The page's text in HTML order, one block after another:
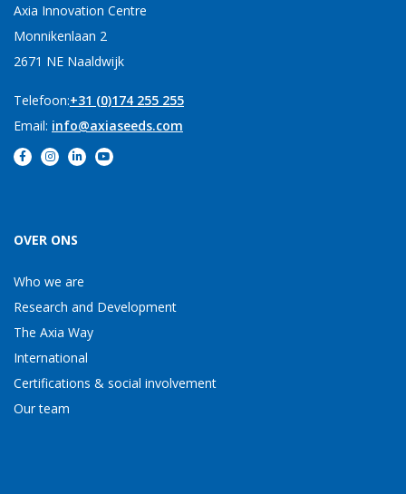
Axia Innovation Centre
Monnikenlaan 2
2671 NE Naaldwijk
Telefoon:+31 (0)174 255 255
Email: info@axiaseeds.com
OVER ONS
Who we are
Research and Development
The Axia Way
International
Certifications & social involvement
Our team